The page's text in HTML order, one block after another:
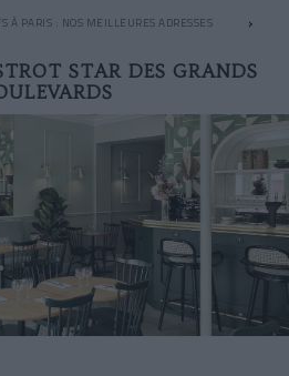
À PARIS : NOS MEILLEURES ADRESSES
STAR DES GRANDS